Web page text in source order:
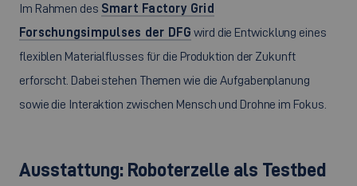
Im Rahmen des Smart Factory Grid
Forschungsimpulses der DFG wird die Entwicklung eines
flexiblen Materialflusses für die Produktion der Zukunft
erforscht. Dabei stehen Themen wie die Aufgabenplanung
sowie die Interaktion zwischen Mensch und Drohne im Fokus.
Ausstattung: Roboterzelle als Testbed